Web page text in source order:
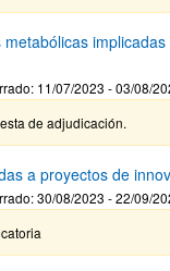
metabólicas
11/07/2023 - 03/08/
de adjudicación.
a proyectos de
30/08/2023 - 22/09/